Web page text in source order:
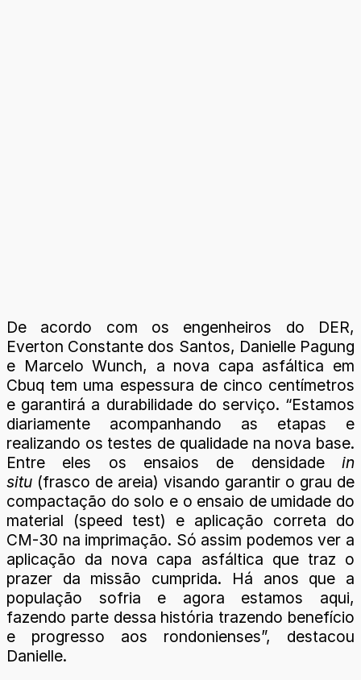
De acordo com os engenheiros do DER,
Everton Constante dos Santos, Danielle Pagung
e Marcelo Wunch, a nova capa asfáltica em
Cbuq tem uma espessura de cinco centímetros
e garantirá a durabilidade do serviço. “Estamos
diariamente acompanhando as etapas e
realizando os testes de qualidade na nova base.
Entre eles os ensaios de densidade in
situ (frasco de areia) visando garantir o grau de
compactação do solo e o ensaio de umidade do
material (speed test) e aplicação correta do
CM-30 na imprimação. Só assim podemos ver a
aplicação da nova capa asfáltica que traz o
prazer da missão cumprida. Há anos que a
população sofria e agora estamos aqui,
fazendo parte dessa história trazendo benefício
e progresso aos rondonienses”, destacou
Danielle.